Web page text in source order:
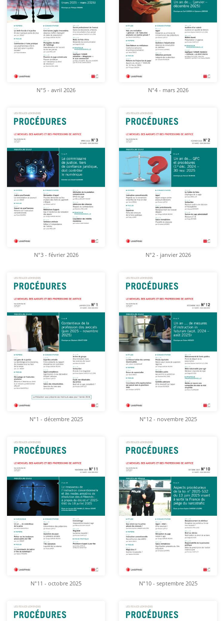
N°5 - avril 2026 N°4 - mars 2026
N°3 - février 2026 N°2 - janvier 2026
N°1 - décembre 2025 N°12 - novembre 2025
N°11 - octobre 2025 N°10 - septembre 2025